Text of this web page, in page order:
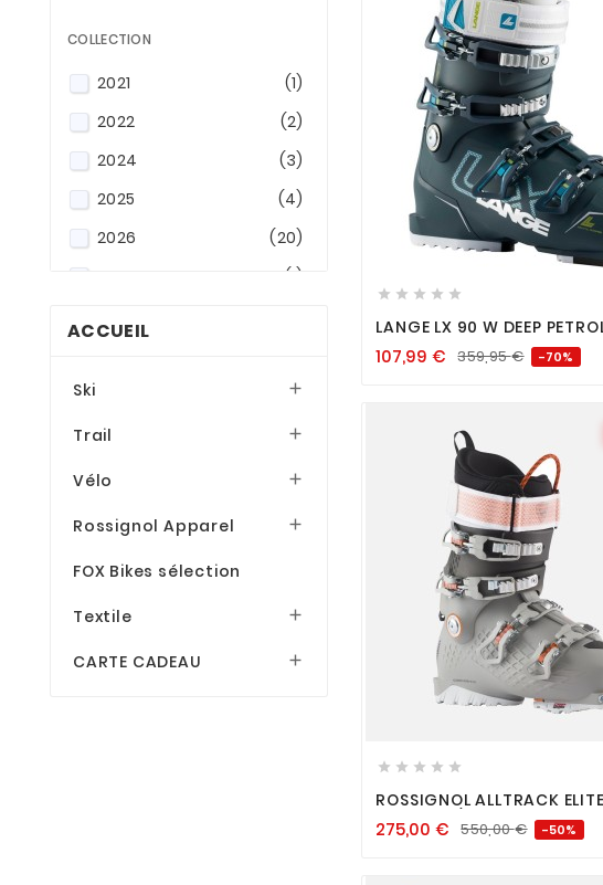
COLLECTION
2021
(1)
2022
(2)
2024
(3)
2025
(4)
2026
(20)
(1)
ACCUEIL
Ski 
Trail 
Vélo 
Rossignol Apparel 
FOX Bikes sélection
Textile 
CARTE CADEAU 
  
    
LANGE LX 90 W DEEP
107,99€ 359,95€ -70%

    
ROSSIGNOL ALLTRACK
GW-DK G/BK
275,00€ 550,00€ -50%